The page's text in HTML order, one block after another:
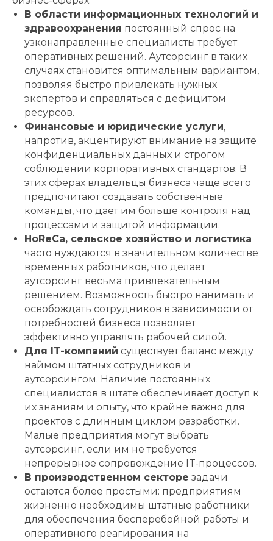
В области информационных технологий и
здравоохранения постоянный спрос на
узконаправленные специалисты требует
оперативных решений. Аутсорсинг в таких
случаях становится оптимальным вариантом,
позволяя быстро привлекать нужных
экспертов и справляться с дефицитом
ресурсов.
Финансовые и юридические услуги,
напротив, акцентируют внимание на защите
конфиденциальных данных и строгом
соблюдении корпоративных стандартов. В
этих сферах владельцы бизнеса чаще всего
предпочитают создавать собственные
команды, что дает им больше контроля над
процессами и защитой информации.
HoReCa, сельское хозяйство и логистика
часто нуждаются в значительном количестве
временных работников, что делает
аутсорсинг весьма привлекательным
решением. Возможность быстро нанимать и
освобождать сотрудников в зависимости от
потребностей бизнеса позволяет
эффективно управлять рабочей силой.
Для IT-компаний существует баланс между
наймом штатных сотрудников и
аутсорсингом. Наличие постоянных
специалистов в штате обеспечивает доступ к
их знаниям и опыту, что крайне важно для
проектов с длинным циклом разработки.
Малые предприятия могут выбрать
аутсорсинг, если им не требуется
непрерывное сопровождение IT-процессов.
В производственном секторе задачи
остаются более простыми: предприятиям
жизненно необходимы штатные работники
для обеспечения бесперебойной работы и
оперативного реагирования на